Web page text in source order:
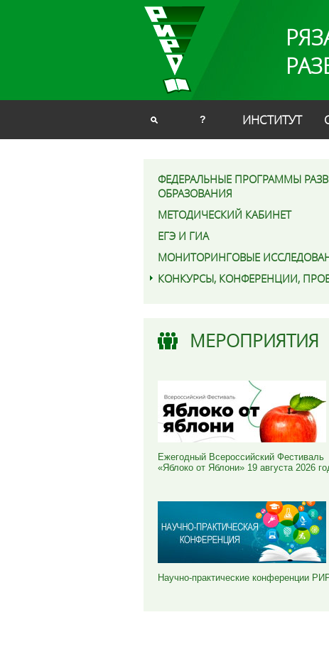
? ИНСТИТУТ
ФЕДЕРАЛЬНЫЕ ПРОГРАММЫ
ОБРАЗОВАНИЯ
МЕТОДИЧЕСКИЙ КАБИНЕТ
ЕГЭ И ГИА
МОНИТОРИНГОВЫЕ
КОНКУРСЫ, КОНФЕРЕНЦИИ,
МЕРОПРИЯТИЯ
Ежегодный Всероссийский Фестиваль
«Яблоко от Яблони» 19 августа 2026
Научно-практические конференции